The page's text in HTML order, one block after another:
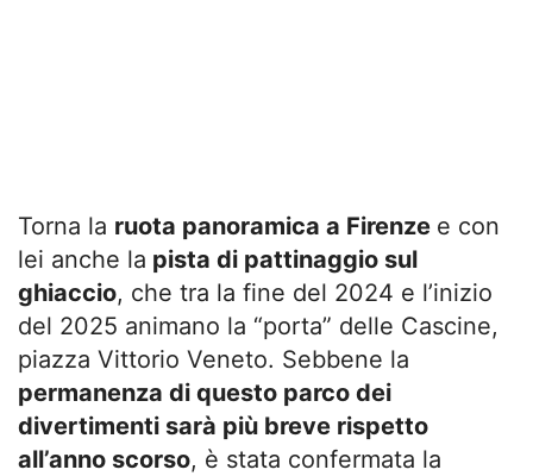
Torna la ruota panoramica a Firenze e con
lei anche la pista di pattinaggio sul
ghiaccio, che tra la fine del 2024 e l’inizio
del 2025 animano la “porta” delle Cascine,
piazza Vittorio Veneto. Sebbene la
permanenza di questo parco dei
divertimenti sarà più breve rispetto
all’anno scorso, è stata confermata la